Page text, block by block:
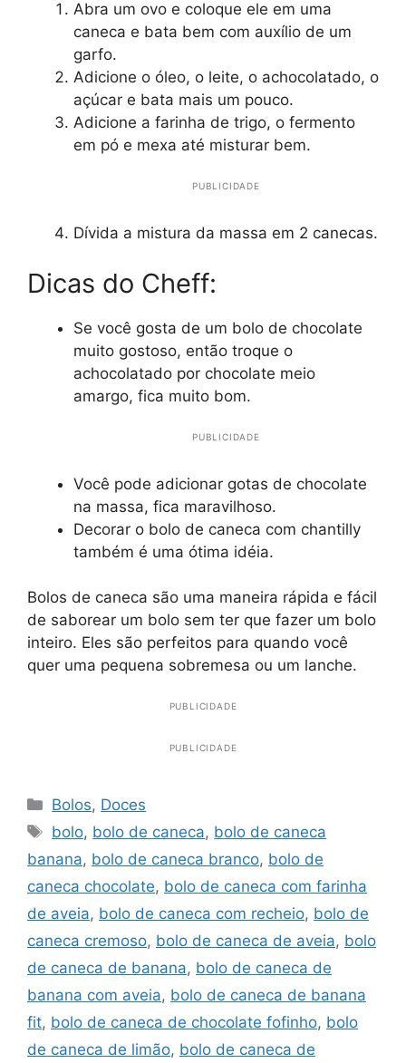
Abra um ovo e coloque ele em uma
caneca e bata bem com auxílio de um
garfo.
Adicione o óleo, o leite, o achocolatado, o
açúcar e bata mais um pouco.
Adicione a farinha de trigo, o fermento
em pó e mexa até misturar bem.
PUBLICIDADE
Dívida a mistura da massa em 2 canecas.
Dicas do Cheff:
Se você gosta de um bolo de chocolate
muito gostoso, então troque o
achocolatado por chocolate meio
amargo, fica muito bom.
PUBLICIDADE
Você pode adicionar gotas de chocolate
na massa, fica maravilhoso.
Decorar o bolo de caneca com chantilly
também é uma ótima idéia.
Bolos de caneca são uma maneira rápida e fácil
de saborear um bolo sem ter que fazer um bolo
inteiro. Eles são perfeitos para quando você
quer uma pequena sobremesa ou um lanche.
PUBLICIDADE
PUBLICIDADE
Categorias
Bolos, Doces
Tags
bolo, bolo de caneca, bolo de caneca
banana, bolo de caneca branco, bolo de
caneca chocolate, bolo de caneca com farinha
de aveia, bolo de caneca com recheio, bolo de
caneca cremoso, bolo de caneca de aveia, bolo
de caneca de banana, bolo de caneca de
banana com aveia, bolo de caneca de banana
fit, bolo de caneca de chocolate fofinho, bolo
de caneca de limão, bolo de caneca de